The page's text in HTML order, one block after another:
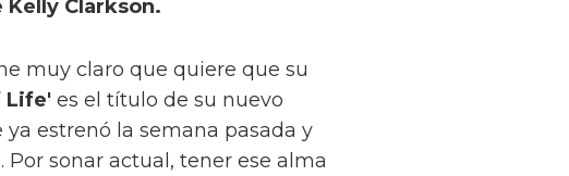
Kelly Clarkson.
muy claro que quiere que su
Life' es el título de su nuevo
ya estrenó la semana pasada y
sonar actual, tener ese alma